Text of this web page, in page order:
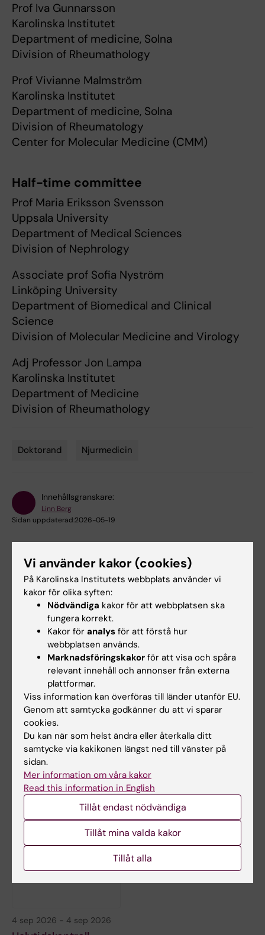
Prof Iva Gunnarsson
Karolinska Institutet
Department of medicine, Solna
Division of Rheumathology
Prof Vivianne Malmström
Karolinska Institutet
Department of medicine, Solna
Division of Rheumatology
Center for Molecular Medicine (CMM)
Half-time committee
Prof Maria Eriksson Svensson
Uppsala University
Department of Medical Sciences
Division of Nephrology
Associate prof Sofia Nyström
Linköping University
Department of Biomedical and Clinical
Science
Division of Molecular Medicine and Virology
Adj Professor Jon Lampa
Karolinska Institutet
Department of Medicine
Division of Rheumathology
Doktorand Njurmedicin
Innehållsgranskare:
Linn Berg
Sidan uppdaterad:2026-05-19
Dela
Relaterade events
27 aug 2026
Halvtidsseminarium:
Franziska Steffens
"Old-age depression:
Temporal and regional
differences and their…
Halvtidskontroll:
Mikolaj Stachurski
Clinical and Epidemiological
Aspects of Middle Ear
Cholesteatoma
4 sep 2026 - 4 sep 2026
Vi använder kakor (cookies)
På Karolinska Institutets webbplats använder vi
kakor för olika syften:
Nödvändiga kakor för att webbplatsen ska
fungera korrekt.
Kakor för analys för att förstå hur
webbplatsen används.
Marknadsföringskakor för att visa och spåra
relevant innehåll och annonser från externa
plattformar.
Viss information kan överföras till länder utanför EU.
Genom att samtycka godkänner du att vi sparar
cookies.
Du kan när som helst ändra eller återkalla ditt
samtycke via kakikonen längst ned till vänster på
sidan.
Mer information om våra kakor
Read this information in English
Tillåt endast nödvändiga
Tillåt mina valda kakor
Tillåt alla